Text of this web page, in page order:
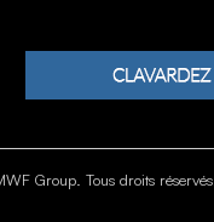
Group. Tous droits réservés.